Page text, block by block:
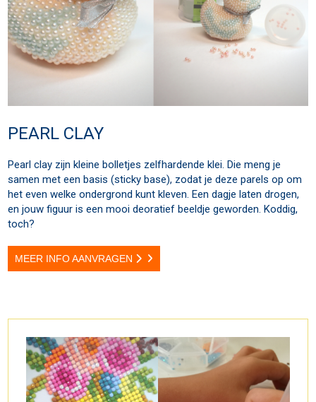
PEARL CLAY
Pearl clay zijn kleine bolletjes zelfhardende klei. Die meng je
samen met een basis (sticky base), zodat je deze parels op om
het even welke ondergrond kunt kleven. Een dagje laten drogen,
en jouw figuur is een mooi deoratief beeldje geworden. Koddig,
toch?
MEER INFO AANVRAGEN